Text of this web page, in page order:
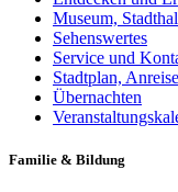
Museum,
Sehenswertes
Service und
Stadtplan,
Übernachten
Familie & Bildung